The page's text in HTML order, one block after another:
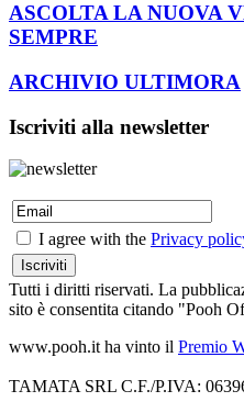
ASCOLTA LA NUOVA
SEMPRE
ARCHIVIO ULTIMORA
Iscriviti alla newsletter
I agree with the Privacy
Tutti i diritti riservati. La
sito è consentita citando "Pooh
www.pooh.it ha vinto il Premio
TAMATA SRL C.F./P.IVA: